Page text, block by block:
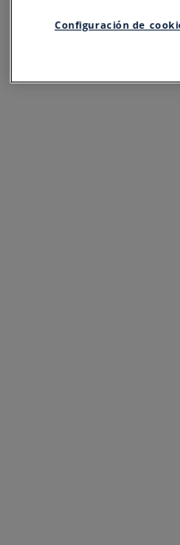
Configuración de